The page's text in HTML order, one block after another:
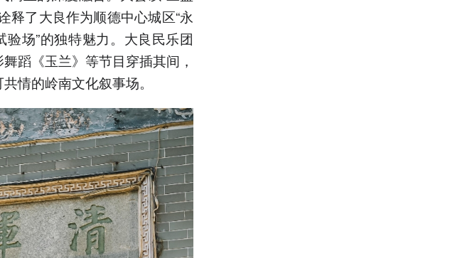
释了大良作为顺德中心城区“永
场”的独特魅力。大良民乐团
蹈《玉兰》等节目穿插其间，
情的岭南文化叙事场。